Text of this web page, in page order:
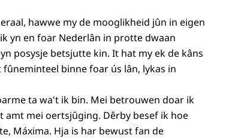
hawwe my de mooglikheid jûn in eigen
yn en foar Nederlân in protte dwaan
posysje betsjutte kin. It hat my ek de kâns
binne foar ús lân, lykas in
ta wa't ik bin. Mei betrouwen doar ik
amt mei oertsjûging. Dêrby besef ik hoe
Máxima. Hja is har bewust fan de